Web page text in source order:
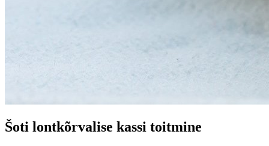
Šoti lontkõrvalise kassi toitmine